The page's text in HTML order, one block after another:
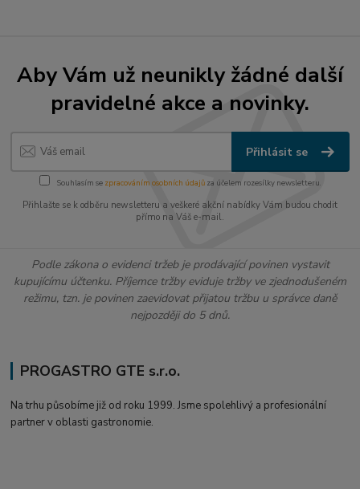
Aby Vám už neunikly žádné další
pravidelné akce a novinky.
Přihlásit se
Souhlasím se zpracováním osobních údajůza účelem rozesílky newsletteru.
Přihlašte se k odběru newsletteru a veškeré akční nabídky Vám budou chodit
přímo na Váš e-mail.
Podle zákona o evidenci tržeb je prodávající povinen vystavit
kupujícímu účtenku. Příjemce tržby eviduje tržby ve zjednodušeném
režimu, tzn. je povinen zaevidovat přijatou tržbu u správce daně
nejpozději do 5 dnů.
PROGASTRO GTE s.r.o.
Na trhu působíme již od roku 1999. Jsme spolehlivý a profesionální
partner v oblasti gastronomie.